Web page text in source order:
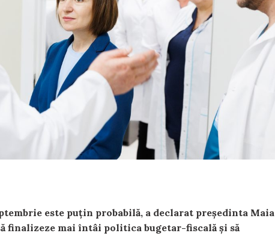
este puțin probabilă, a declarat președinta Maia
finalizeze mai întâi politica bugetar-fiscală și să